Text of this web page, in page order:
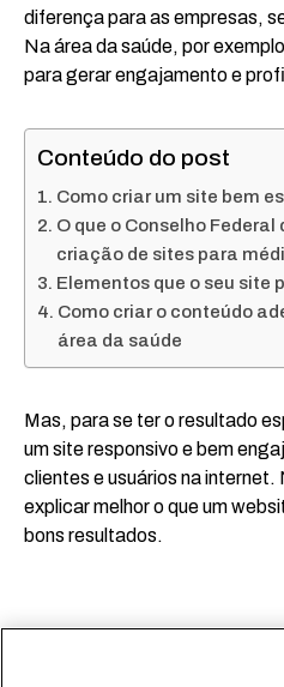
diferença para as empresas,
Na área da saúde, por
para gerar engajamento e
Conteúdo do post
Como criar um site bem
O que o Conselho
criação de sites para
Elementos que o seu site
Como criar o conteúdo
área da saúde
Mas, para se ter o resultado
um site responsivo e bem
clientes e usuários na
explicar melhor o que um
bons resultados.
Como